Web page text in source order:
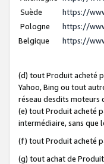
Suède
https://
Pologne
https://
Belgique
https://
(d) tout Produit acheté
Yahoo, Bing ou tout
réseau desdits moteurs
(e) tout Produit acheté
intermédiaire, sans que
(f) tout Produit acheté
(g) tout achat de